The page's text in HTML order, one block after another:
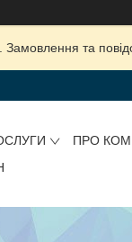
Замовлення та
ПРО